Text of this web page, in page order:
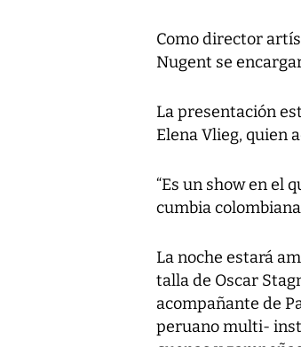
Como director
Nugent se
La presentación
Elena Vlieg, quien
“Es un show en el
cumbia
La noche estará
talla de Oscar
acompañante de
peruano multi-